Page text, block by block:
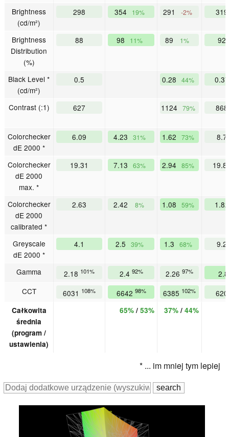
Brightness
(cd/m²)
298 354 19% 291 -2%
Brightness
Distribution
(%)
88 98 11% 89 1% 92
Black Level *
(cd/m²)
0.5 0.28 44%
Contrast (:1) 627 1124 79%
Colorchecker
dE 2000 *
6.09 4.23 31% 1.62 73% 8.7
Colorchecker
dE 2000
max. *
19.31 7.13 63% 2.94 85%
Colorchecker
dE 2000
calibrated *
2.63 2.42 8% 1.08 59%
Greyscale
dE 2000 *
4.1 2.5 39% 1.3 68% 9.2
Gamma 2.18 101% 2.4 92% 2.26 97%
CCT
6031 108% 6642 98% 6385 102%
Całkowita
średnia
(program /
ustawienia)
65%/ 53% 37%/ 44%
* ... im mniej tym lepiej